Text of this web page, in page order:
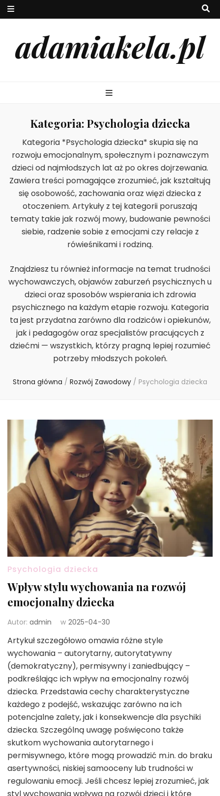
adamiakela.pl
Kategoria: Psychologia dziecka
Kategoria *Psychologia dziecka* skupia się na
rozwoju emocjonalnym, społecznym i poznawczym
dzieci od najmłodszych lat aż po okres dojrzewania.
Zawiera treści pomagające zrozumieć, jak kształtują
się osobowość, zachowania oraz więzi dziecka z
otoczeniem. Artykuły z tej kategorii poruszają
tematy takie jak rozwój mowy, budowanie pewności
siebie, radzenie sobie z emocjami czy relacje z
rówieśnikami i rodziną.
Znajdziesz tu również informacje na temat trudności
wychowawczych, objawów zaburzeń psychicznych u
dzieci oraz sposobów wspierania ich zdrowia
psychicznego na każdym etapie rozwoju. Kategoria
ta jest przydatna zarówno dla rodziców i opiekunów,
jak i pedagogów oraz specjalistów pracujących z
dziećmi — wszystkich, którzy pragną lepiej rozumieć
potrzeby młodszych pokoleń.
Strona główna / Rozwój Zawodowy / Psychologia dziecka
Psychologia dziecka
Wpływ stylu wychowania na rozwój
emocjonalny dziecka
Autor: admin w 2025-04-30
Artykuł szczegółowo omawia różne style
wychowania – autorytarny, autorytatywny
(demokratyczny), permisywny i zaniedbujący –
podkreślając ich wpływ na emocjonalny rozwój
dziecka. Przedstawia cechy charakterystyczne
każdego z podejść, wskazując zarówno na ich
potencjalne zalety, jak i konsekwencje dla psychiki
dziecka. Szczególną uwagę poświęcono także
skutkom wychowania autorytarnego i
permisywnego, które mogą prowadzić m.in. do braku
asertywności, niskiej samooceny lub trudności w
regulowaniu emocji. Jeśli chcesz lepiej zrozumieć, jak
styl wychowania wpływa na rozwój dzieci i które